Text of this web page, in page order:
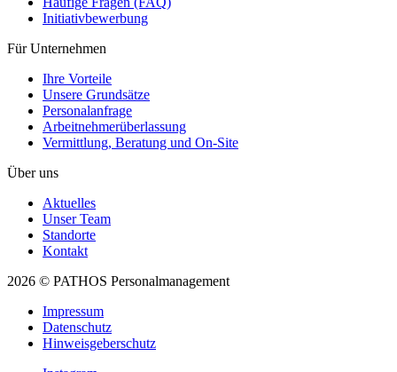
Initiativ­bewerbung
Für Unternehmen
Ihre Vorteile
Unsere Grundsätze
Personal­anfrage
Arbeitnehmer­überlassung
Vermittlung, Beratung und On-Site
Über uns
Aktuelles
Unser Team
Standorte
Kontakt
2026 © PATHOS Personalmanagement
Impressum
Datenschutz
Hinweisgeberschutz